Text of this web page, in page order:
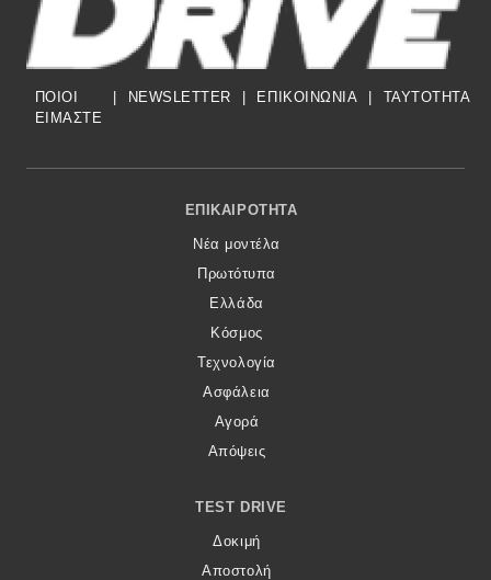
ΠΟΙΟΙ
ΕΙΜΑΣΤΕ
NEWSLETTER ΕΠΙΚΟΙΝΩΝΙΑ TAYTOTHTA
Footer Menu
ΕΠΙΚΑΙΡΌΤΗΤΑ
Νέα μοντέλα
Πρωτότυπα
Ελλάδα
Κόσμος
Τεχνολογία
Ασφάλεια
Αγορά
Απόψεις
TEST DRIVE
Δοκιμή
Αποστολή